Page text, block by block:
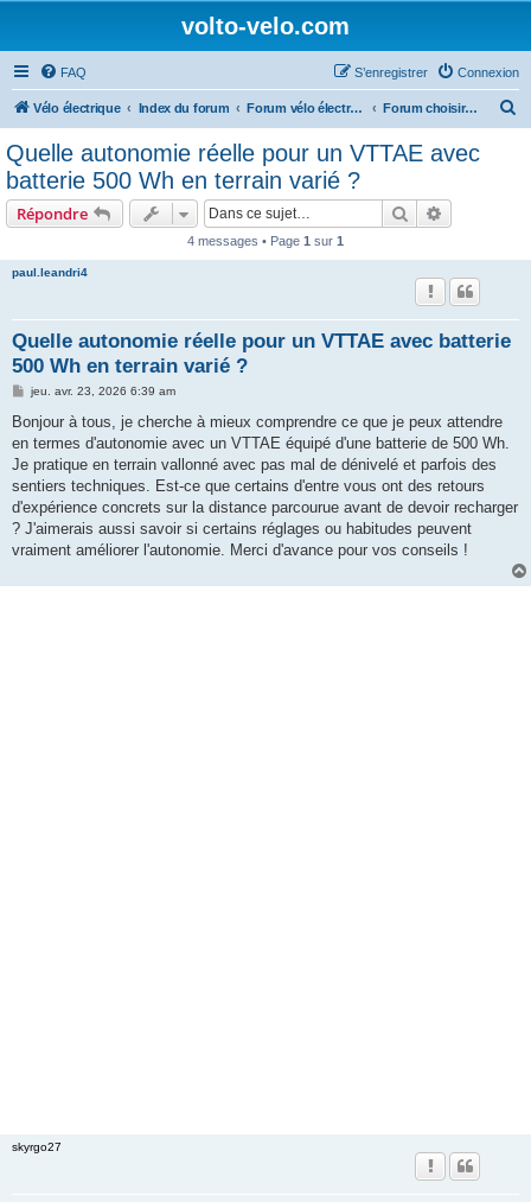
volto-velo.com
FAQ Connexion
S’enregistrer
Vélo électrique Index du forum Forum vélo électrique Urbain Forum choisir son vélo électrique
Quelle autonomie réelle pour un VTTAE avec
batterie 500 Wh en terrain varié ?
Répondre Rechercher
4 messages • Page 1 sur 1
paul.leandri4
Quelle autonomie réelle pour un VTTAE avec batterie
500 Wh en terrain varié ?
M
s
a
g
jeu. avr. 23, 2026 6:39 am
Bonjour à tous, je cherche à mieux comprendre ce que je peux attendre
en termes d'autonomie avec un VTTAE équipé d'une batterie de 500 Wh.
Je pratique en terrain vallonné avec pas mal de dénivelé et parfois des
sentiers techniques. Est-ce que certains d'entre vous ont des retours
d'expérience concrets sur la distance parcourue avant de devoir recharger
? J'aimerais aussi savoir si certains réglages ou habitudes peuvent
vraiment améliorer l'autonomie. Merci d'avance pour vos conseils !
skyrgo27